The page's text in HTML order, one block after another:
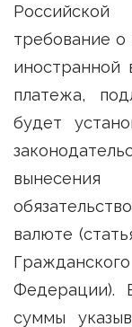
требование о
иностранной
платежа,
будет
валюте
Федерации).
суммы